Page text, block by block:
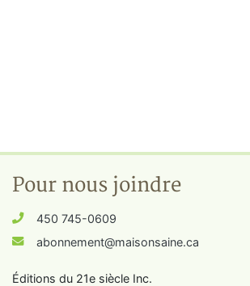
Pour nous joindre
450 745-0609
abonnement@maisonsaine.ca
Éditions du 21e siècle Inc.